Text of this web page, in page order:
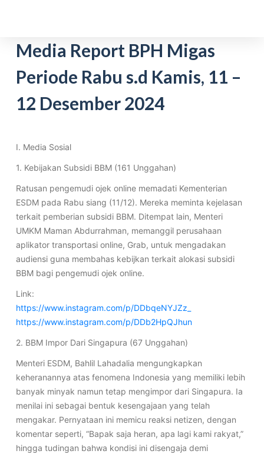
p
o
Media Report BPH Migas
Periode Rabu s.d Kamis, 11 –
12 Desember 2024
I. Media Sosial
1. Kebijakan Subsidi BBM (161 Unggahan)
Ratusan pengemudi ojek online memadati Kementerian
ESDM pada Rabu siang (11/12). Mereka meminta kejelasan
terkait pemberian subsidi BBM. Ditempat lain, Menteri
UMKM Maman Abdurrahman, memanggil perusahaan
aplikator transportasi online, Grab, untuk mengadakan
audiensi guna membahas kebijkan terkait alokasi subsidi
BBM bagi pengemudi ojek online.
Link:
https://www.instagram.com/p/DDbqeNYJZz_
https://www.instagram.com/p/DDb2HpQJhun
2. BBM Impor Dari Singapura (67 Unggahan)
Menteri ESDM, Bahlil Lahadalia mengungkapkan
keheranannya atas fenomena Indonesia yang memiliki lebih
banyak minyak namun tetap mengimpor dari Singapura. Ia
menilai ini sebagai bentuk kesengajaan yang telah
mengakar. Pernyataan ini memicu reaksi netizen, dengan
komentar seperti, “Bapak saja heran, apa lagi kami rakyat,”
hingga tudingan bahwa kondisi ini disengaja demi